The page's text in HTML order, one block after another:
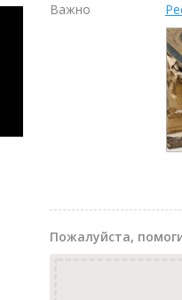
Важно
Пожалуйста,